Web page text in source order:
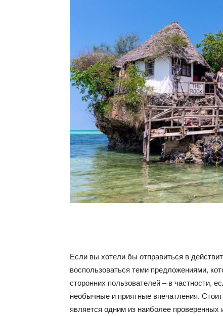
Если вы хотели бы отправиться в
воспользоваться теми предложениями,
сторонних пользователей – в частности,
необычные и приятные впечатления. Стоит
является одним из наиболее проверенных